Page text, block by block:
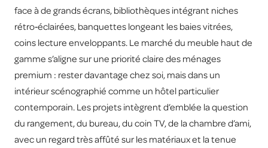
face à de grands écrans, bibliothèques intégrant niches
rétro‑éclairées, banquettes longeant les baies vitrées,
coins lecture enveloppants. Le marché du meuble haut de
gamme s’aligne sur une priorité claire des ménages
premium : rester davantage chez soi, mais dans un
intérieur scénographié comme un hôtel particulier
contemporain. Les projets intègrent d’emblée la question
du rangement, du bureau, du coin TV, de la chambre d’ami,
avec un regard très affûté sur les matériaux et la tenue